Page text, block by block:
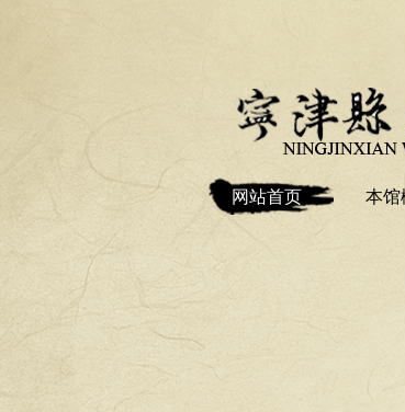
网站首页 本馆